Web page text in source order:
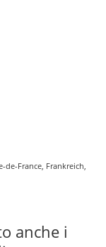
de-France, Frankreich,
anche i